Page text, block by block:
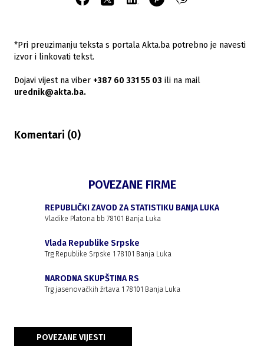
*Pri preuzimanju teksta s portala Akta.ba potrebno je navesti
izvor i linkovati tekst.
Dojavi vijest na viber +387 60 331 55 03 ili na mail
urednik@akta.ba.
Komentari (0)
POVEZANE FIRME
REPUBLIČKI ZAVOD ZA STATISTIKU BANJA LUKA
Vladike Platona bb 78101 Banja Luka
Vlada Republike Srpske
Trg Republike Srpske 1 78101 Banja Luka
NARODNA SKUPŠTINA RS
Trg jasenovačkih žrtava 1 78101 Banja Luka
POVEZANE VIJESTI